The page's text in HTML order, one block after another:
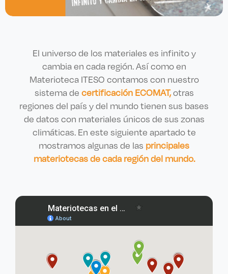
Sustentabilidad
El universo de los materiales es infinito y
cambia en cada región. Así como en
Materioteca ITESO contamos con nuestro
sistema de certificación ECOMAT,otras
regiones del país y del mundo tienen sus bases
de datos con materiales únicos de sus zonas
climáticas. En este siguiente apartado te
mostramos algunas de las principales
materiotecas de cada región del mundo.